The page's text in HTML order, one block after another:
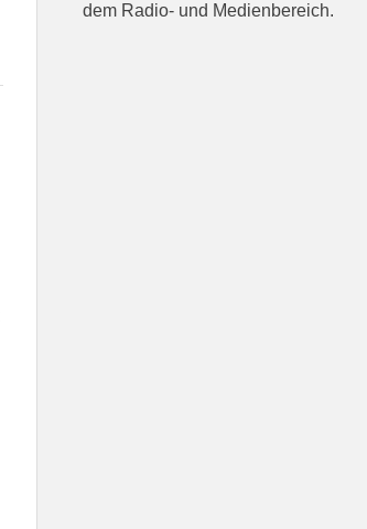
dem Radio- und Medienbereich.